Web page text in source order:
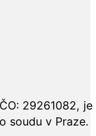
29261082,
soudu v Praze.